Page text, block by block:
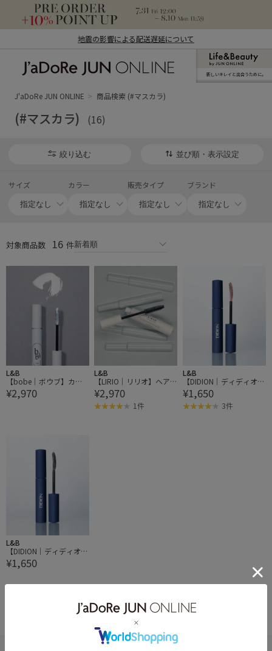
地震の影響による配送遅延について
ン オンライン）
新しいキレイと出合うために。
J'aDoRe JUN ONLINE 商品検索 (#マスカラ)
(#マスカラ) (16)
絞り込む 並び順・表示設定
サイズ カラー 販売タイプ ブランド
対象商品数 16 件
L&B
【bobe｜ボウブ】カラ
ーマスカラ 101 SNOW W
HITE スノーホワイト
¥2,970
L&B
【LIRIO｜リリオ】ヘア
フィニシングマスカラ
¥2,970
1件
L&B
【DIDION｜ディディオ
ン】トーン カラー マス
カラ
¥1,650
3件
L&B
【DIDION｜ディディオ
ン】トーン カラー マス
カラ F08 AMELIE
¥1,650